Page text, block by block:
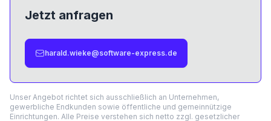
Jetzt anfragen
harald.wieke@software-express.de
Unser Angebot richtet sich ausschließlich an Unternehmen,
gewerbliche Endkunden sowie öffentliche und gemeinnützige
Einrichtungen. Alle Preise verstehen sich netto zzgl. gesetzlicher